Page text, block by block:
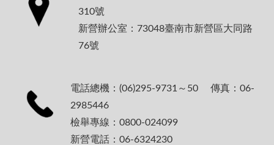
310號
新營辦公室：73048臺南市新營區大同路
76號
電話總機：(06)295-9731～50 傳真：06-
2985446
檢舉專線：0800-024099
新營電話：06-6324230